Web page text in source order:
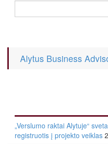
Alytus Business
„Verslumo raktai Alytuje“
registruotis į projekto veiklas